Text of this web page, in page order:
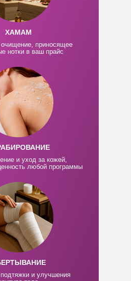
и улучшения
и уход за кожей,
любой программы
приносящее
нотки в ваш прайс
ХАМАМ